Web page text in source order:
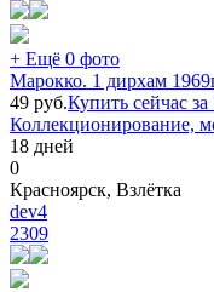
+ Ещё 0 фото
Марокко. 1 дирхам
49 руб.Купить сейчас за
Коллекционирование,
18 дней
0
Красноярск, Взлётка
dev4
2309